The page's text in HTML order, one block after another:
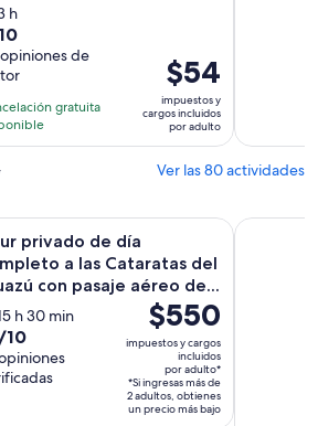
h
de
gratuita
El
precio
es
de
por
$54
impuestos y
cargos incluidos
por adulto
Ver las 80 actividades
privado de día
a las Cataratas del
con pasaje aéreo de...
h 30 min
10
El
precio
es
de
$550.
$550
impuestos y cargos
incluidos
por adulto*
*Si ingresas más de
2 adultos, obtienes
un precio más bajo
a las Cataratas del Iguazú
City Tour